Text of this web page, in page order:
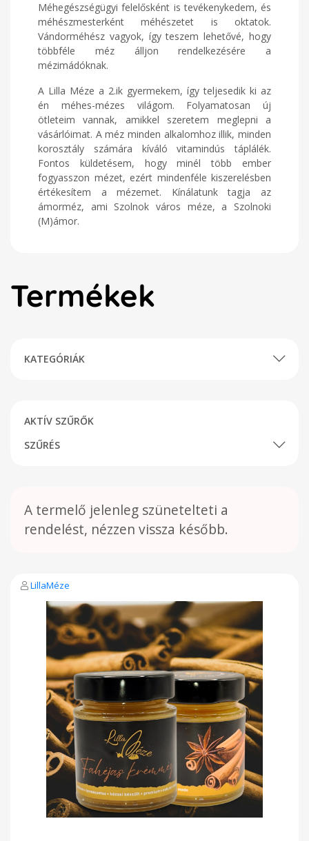
Méhegészségügyi felelősként is tevékenykedem, és
méhészmesterként méhészetet is oktatok.
Vándorméhész vagyok, így teszem lehetővé, hogy
többféle méz álljon rendelkezésére a
mézimádóknak.
A Lilla Méze a 2.ik gyermekem, így teljesedik ki az
én méhes-mézes világom. Folyamatosan új
ötleteim vannak, amikkel szeretem meglepni a
vásárlóimat. A méz minden alkalomhoz illik, minden
korosztály számára kíváló vitamindús táplálék.
Fontos küldetésem, hogy minél több ember
fogyasszon mézet, ezért mindenféle kiszerelésben
értékesítem a mézemet. Kínálatunk tagja az
ámorméz, ami Szolnok város méze, a Szolnoki
(M)ámor.
Termékek
KATEGÓRIÁK
AKTÍV SZŰRŐK
SZŰRÉS
A termelő jelenleg szünetelteti a
rendelést, nézzen vissza később.
LillaMéze